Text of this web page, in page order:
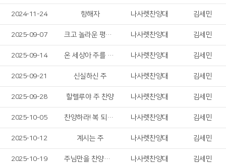
2024-11-24 항해자 나사렛찬양대 김세민
2025-09-07 크고 놀라운 평화가 나사렛찬양대 김세민
2025-09-14 온 세상아 주를 찬양하라 나사렛찬양대 김세민
2025-09-21 신실하신 주 나사렛찬양대 김세민
2025-09-28 할렐루야 주 찬양 나사렛찬양대 김세민
2025-10-05 찬양하라! 복 되신 구세주 예수! 나사렛찬양대 김세민
2025-10-12 계시는 주 나사렛찬양대 김세민
2025-10-19 주님만을 찬양합니다 나사렛찬양대 김세민